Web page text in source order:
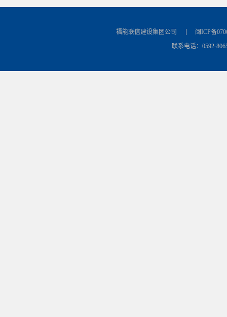
福能联信建设集团公司
闽ICP备
联系电话：0592-